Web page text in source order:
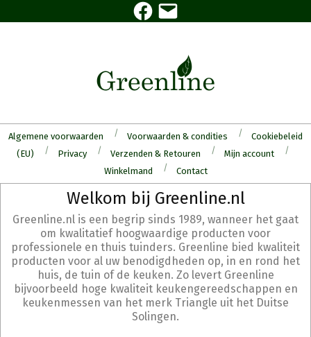
to
Facebook
E-
mail
Algemene voorwaarden Voorwaarden & condities
Cookiebeleid
(EU)
Privacy Verzenden & Retouren
Mijn account
Winkelmand
Contact
Menu
Welkom bij Greenline.nl
Greenline.nl is een begrip sinds 1989, wanneer het gaat
om kwalitatief hoogwaardige producten voor
professionele en thuis tuinders. Greenline bied kwaliteit
producten voor al uw benodigdheden op, in en rond het
huis, de tuin of de keuken. Zo levert Greenline
bijvoorbeeld hoge kwaliteit keukengereedschappen en
keukenmessen van het merk Triangle uit het Duitse
Solingen.